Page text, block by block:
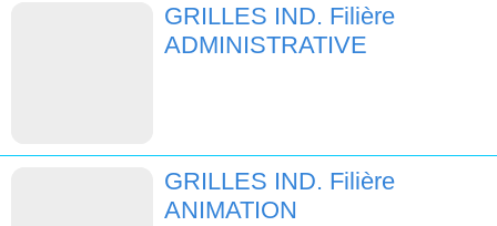
GRILLES IND. Filière
ADMINISTRATIVE
GRILLES IND. Filière
ANIMATION